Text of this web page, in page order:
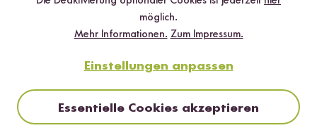
Hollandaise
möglich.
Mehr Informationen. Zum Impressum.
Einstellungen anpassen
Essentielle Cookies akzeptieren